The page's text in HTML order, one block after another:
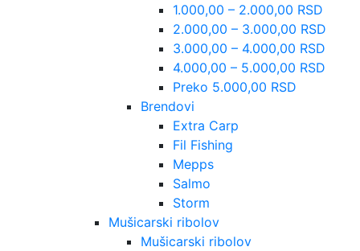
1.000,00 – 2.000,00 RSD
2.000,00 – 3.000,00 RSD
3.000,00 – 4.000,00 RSD
4.000,00 – 5.000,00 RSD
Preko 5.000,00 RSD
Brendovi
Extra Carp
Fil Fishing
Mepps
Salmo
Storm
Mušicarski ribolov
Mušicarski ribolov